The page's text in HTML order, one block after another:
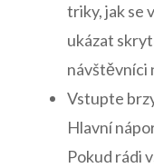
triky, jak se
ukázat
návštěvníci
Vstupte
Hlavní‌
⁣Pokud ‌rádi